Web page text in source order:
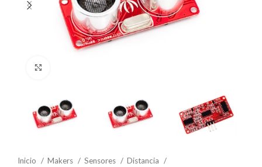
Inicio Makers Sensores
Distancia